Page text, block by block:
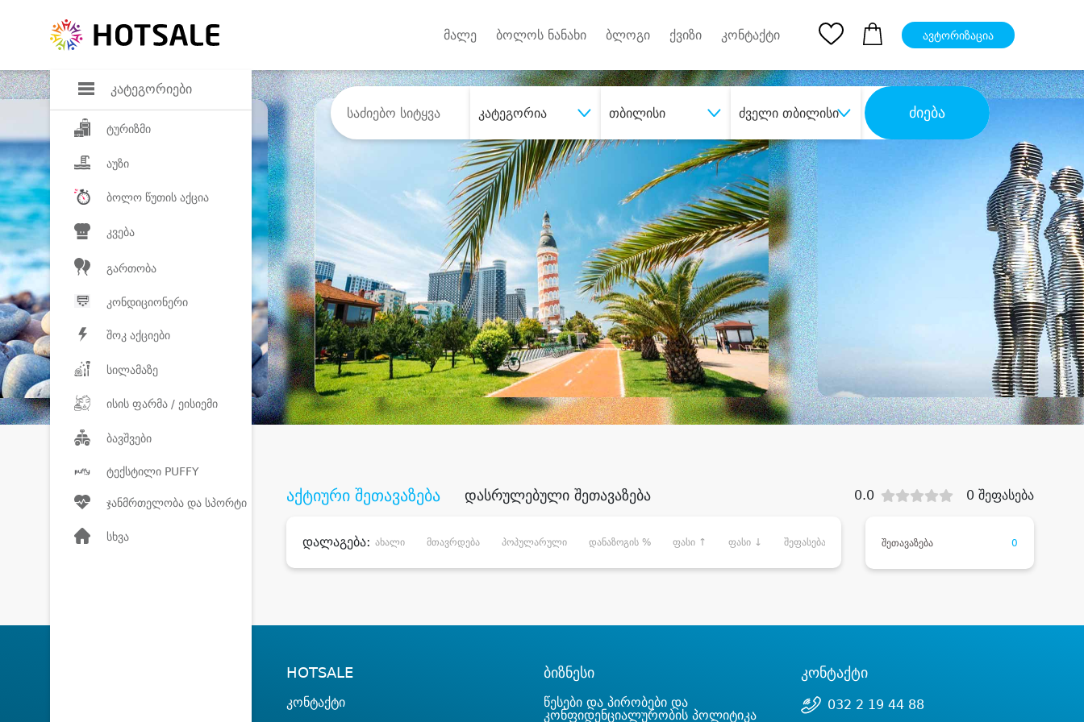
კატეგორიები
ტურიზმი
აუზი
ბოლო წუთის აქცია
კვება
გართობა
კონდიციონერი
შოკ აქციები
სილამაზე
ისის ფარმა / ეისიემი
ბავშვები
ტექსტილი PUFFY
ჯანმრთელობა და სპორტი
სხვა
მალე ბოლოს ნანახი ბლოგი ქვიზი კონტაქტი ავტორიზაცია
კატეგორია თბილისი ძველი თბილისი ძიება
შეიძინესასურველი მომსახურებადიდი დანაზოგით
აქტიური შეთავაზება დასრულებული შეთავაზება 0.0 0 შეფასება
დალაგება: ახალი მთავრდება პოპულარული დანაზოგის % ფასი ↑ ფასი ↓ შეფასება შეთავაზება 0
HOTSALE
კონტაქტი
ბიზნესი
წესები და პირობები და
კონფიდენციალურობის პოლიტიკა
კონტაქტი
032 2 19 44 88